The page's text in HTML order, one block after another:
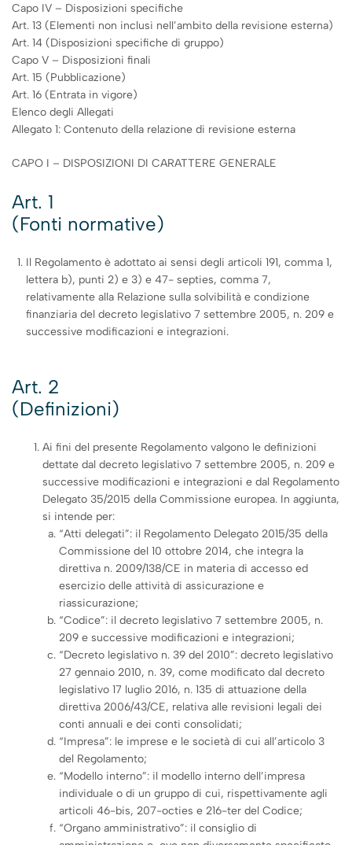
Capo IV – Disposizioni specifiche
Art. 13 (Elementi non inclusi nell’ambito della revisione esterna)
Art. 14 (Disposizioni specifiche di gruppo)
Capo V – Disposizioni finali
Art. 15 (Pubblicazione)
Art. 16 (Entrata in vigore)
Elenco degli Allegati
Allegato 1: Contenuto della relazione di revisione esterna
CAPO I – DISPOSIZIONI DI CARATTERE GENERALE
Art. 1
(Fonti normative)
Il Regolamento è adottato ai sensi degli articoli 191, comma 1,
lettera b), punti 2) e 3) e 47- septies, comma 7,
relativamente alla Relazione sulla solvibilità e condizione
finanziaria del decreto legislativo 7 settembre 2005, n. 209 e
successive modificazioni e integrazioni.
Art. 2
(Definizioni)
Ai fini del presente Regolamento valgono le definizioni
dettate dal decreto legislativo 7 settembre 2005, n. 209 e
successive modificazioni e integrazioni e dal Regolamento
Delegato 35/2015 della Commissione europea. In aggiunta,
si intende per:
“Atti delegati”: il Regolamento Delegato 2015/35 della
Commissione del 10 ottobre 2014, che integra la
direttiva n. 2009/138/CE in materia di accesso ed
esercizio delle attività di assicurazione e
riassicurazione;
“Codice”: il decreto legislativo 7 settembre 2005, n.
209 e successive modificazioni e integrazioni;
“Decreto legislativo n. 39 del 2010”: decreto legislativo
27 gennaio 2010, n. 39, come modificato dal decreto
legislativo 17 luglio 2016, n. 135 di attuazione della
direttiva 2006/43/CE, relativa alle revisioni legali dei
conti annuali e dei conti consolidati;
“Impresa”: le imprese e le società di cui all’articolo 3
del Regolamento;
“Modello interno”: il modello interno dell’impresa
individuale o di un gruppo di cui, rispettivamente agli
articoli 46-bis, 207-octies e 216-ter del Codice;
“Organo amministrativo”: il consiglio di